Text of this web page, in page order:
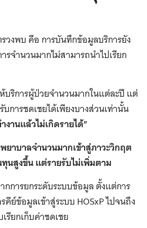
งพบ คือ การบันทึกข้อมูลบริการยัง
จำนวนมากไม่สามารถนำไปเรียก
บริการผู้ป่วยจำนวนมากในแต่ละปี แต่
การชดเชยได้เพียงบางส่วนเท่านั้น
งานแล้วไม่เกิดรายได้”
ยาบาลจำนวนมากเข้าสู่ภาวะวิกฤต
นสูงขึ้น แต่รายรับไม่เพิ่มตาม
กการยกระดับระบบข้อมูล ตั้งแต่การ
คีย์ข้อมูลเข้าสู่ระบบ HOSxP ไปจนถึง
รียกเก็บค่าชดเชย